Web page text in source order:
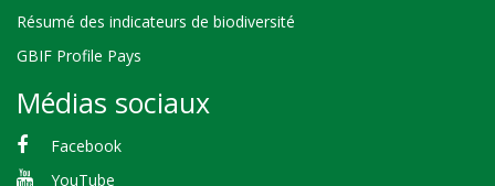
Résumé des indicateurs de biodiversité
GBIF Profile Pays
Médias sociaux
Facebook
YouTube